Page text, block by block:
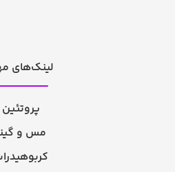
لینک‌های
پروتئین
مس و